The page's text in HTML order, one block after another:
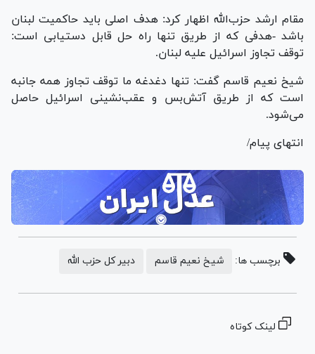
مقام ارشد حزب‌الله اظهار کرد: هدف اصلی باید حاکمیت لبنان
باشد -هدفی که از طریق تنها راه حل قابل دستیابی است:
توقف تجاوز اسرائیل علیه لبنان.
شیخ نعیم قاسم گفت: تنها دغدغه ما توقف تجاوز همه جانبه
است که از طریق آتش‌بس و عقب‌نشینی اسرائیل حاصل
می‌شود.
انتهای پیام/
برچسب ها: شیخ نعیم قاسم دبیر کل حزب الله
لینک کوتاه